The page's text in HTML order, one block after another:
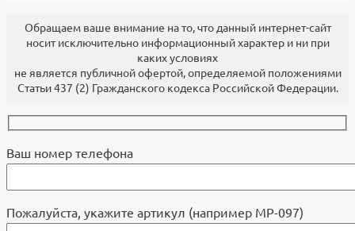
Обращаем ваше внимание на то, что данный интернет-сайт
носит исключительно информационный характер и ни при
каких условиях
не является публичной офертой, определяемой положениями
Статьи 437 (2) Гражданского кодекса Российской Федерации.
Ваш номер телефона
Пожалуйста, укажите артикул (например МР-097)